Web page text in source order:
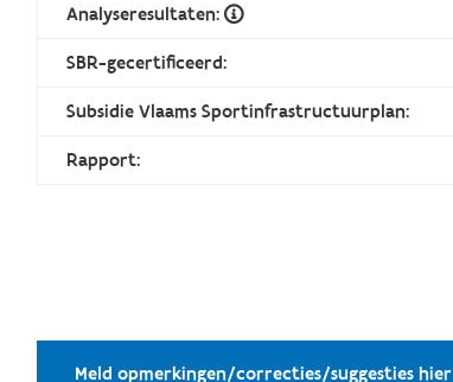
Analyseresultaten:
SBR-gecertificeerd:
Subsidie Vlaams Sportinfrastructuurplan:
Rapport:
Meld opmerkingen/correcties/suggesties hier